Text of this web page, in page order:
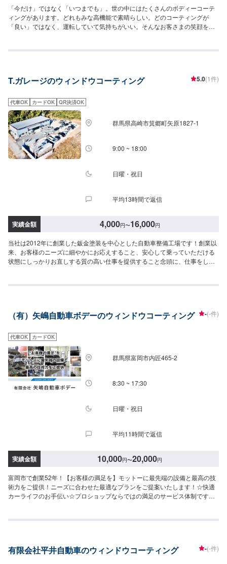
「今だけ」ではなく「いつまでも」。世の中にはたくさんのボディーコーテ
ィングがあります。どれもみな高機能で素晴らしい。どのコーティングが
「良い」ではなく、運転していて気持ちがいい。そんなお客さまの笑顔をい
のお客様は車種情報と、持ち込み・ご購入希望の旨をオファー備考欄にご記
T.ガレージのウィンドウコーティング 5.0(1件)
代車OK カードOK QR決済OK
群馬県高崎市箕郷町矢原1827-1
9:00 ~ 18:00
日曜・祝日
平均13時間で返信
実績金額 4,000円〜16,000円
当社は2012年に創業した鈑金塗装を中心とした自動車整備工場です！創業以
来、お客様のニーズに細やかにお応えすること、安心して乗っていただける
状態にしっかりお直しする質の高い仕事を提供すること念頭に、仕事をして
サービスの強化はもちろん、働くスタッフのストレスを軽減し、よりお客様
追求し、全てのお客様からも頼みやすい、と言っていただける自動車整備工
オファーにてお問い合わせ【2】お見積り【3】お見積りにご納得いただけれ
ば作業開始【4】仕上がり次第納車◯納期について◯通常１～２日程度で納車
いたします。車種や状態により納期が前後する場合がございます。予め、ご
了承ください。◯代車について◯作業中は無料の代車をご利用ください。※燃
料代は、お客様負担となっております。予め、ご了承ください。【定休日・
営業時間】定休日：日曜日、祝日営業時間：9:00~18:00
（有）矢嶋自動車ボデーのウィンドウコーティング -(-件)
代車OK カードOK
群馬県富岡市内匠465‐2
8:30 ~ 17:30
日曜・祝日
平均11時間で返信
実績金額 10,000円〜20,000円
富岡市で創業52年！【お客様の満足を】モットーに最先端の設備と最高の技
術力をご提供！ニーズに合わせた最適なプランをご提案いたします！☆快適
カーライフのお手伝い☆プロショップならではの満足のサービス体制です。
に、より完全に仕上げます。--------------------------------------------------【1】オフ
で納車となります。納期は前後する場合がございます。予め、ご了承くださ
有限会社平井自動車のウィンドウコーティング -(-件)